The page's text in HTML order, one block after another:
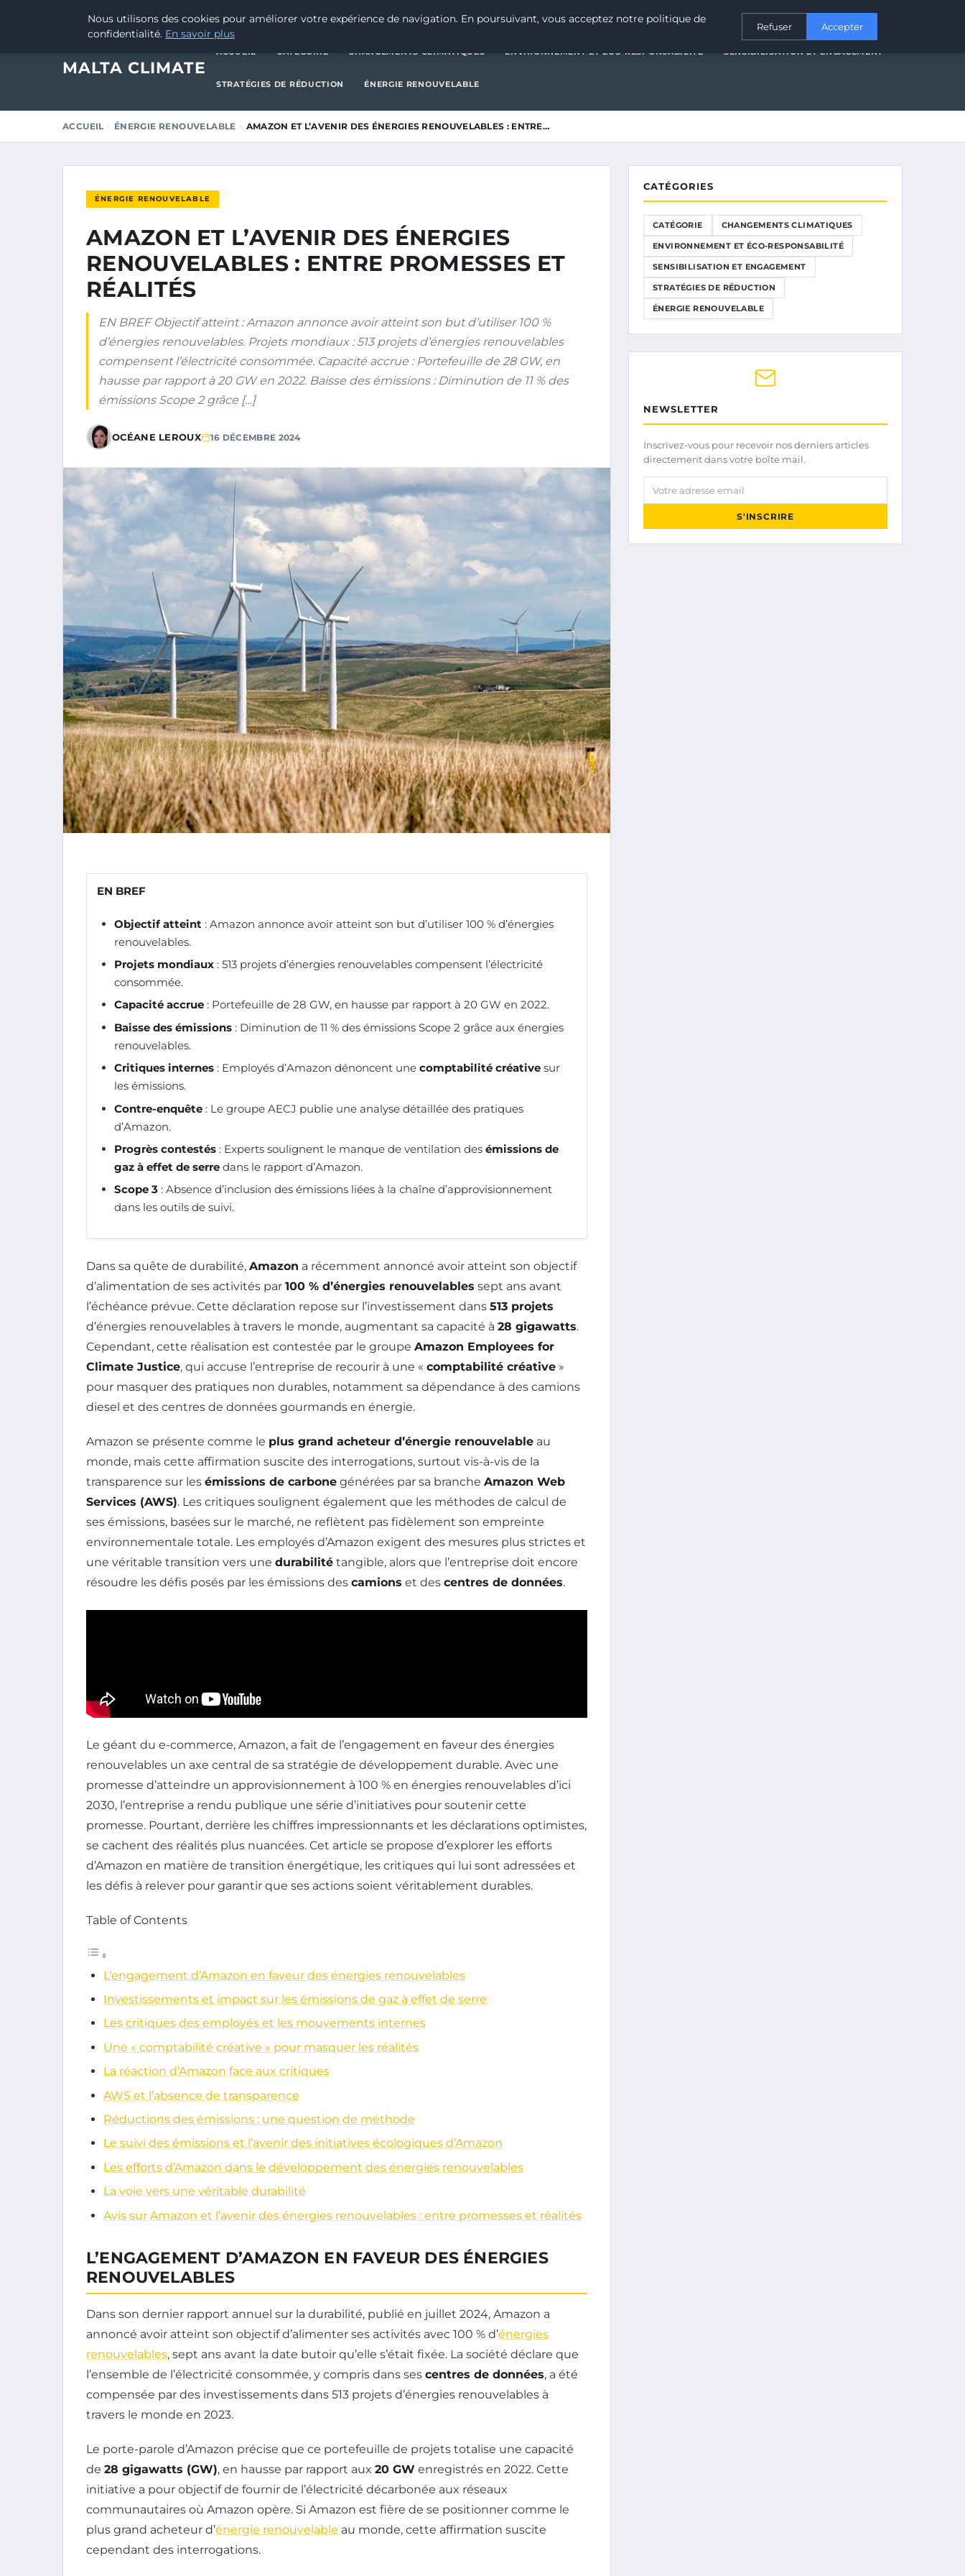
16 DÉCEMBRE 2024 CATÉGORIE CHANGEMENTS CLIMATIQUES ENVIRONNEMENT ET ÉCO-RESPONSABILITÉSENSIBILISATION ET ENGAGEMENT
MALTA CLIMATE
ACCUEIL CATÉGORIE CHANGEMENTS CLIMATIQUES ENVIRONNEMENT ET ÉCO-RESPONSABILITÉ SENSIBILISATION ET ENGAGEMENT
STRATÉGIES DE RÉDUCTION ÉNERGIE RENOUVELABLE
ACCUEIL ÉNERGIE RENOUVELABLE AMAZON ET L’AVENIR DES ÉNERGIES RENOUVELABLES : ENTRE…
ÉNERGIE RENOUVELABLE
AMAZON ET L’AVENIR DES ÉNERGIES
RENOUVELABLES : ENTRE PROMESSES ET
RÉALITÉS
EN BREF Objectif atteint : Amazon annonce avoir atteint son but d’utiliser 100 %
d’énergies renouvelables. Projets mondiaux : 513 projets d’énergies renouvelables
compensent l’électricité consommée. Capacité accrue : Portefeuille de 28 GW, en
hausse par rapport à 20 GW en 2022. Baisse des émissions : Diminution de 11 % des
émissions Scope 2 grâce […]
OCÉANE LEROUX 16 DÉCEMBRE 2024
EN BREF
Objectif atteint : Amazon annonce avoir atteint son but d’utiliser 100 % d’énergies
renouvelables.
Projets mondiaux : 513 projets d’énergies renouvelables compensent l’électricité
consommée.
Capacité accrue : Portefeuille de 28 GW, en hausse par rapport à 20 GW en 2022.
Baisse des émissions : Diminution de 11 % des émissions Scope 2 grâce aux énergies
renouvelables.
Critiques internes : Employés d’Amazon dénoncent une comptabilité créative sur
les émissions.
Contre-enquête : Le groupe AECJ publie une analyse détaillée des pratiques
d’Amazon.
Progrès contestés : Experts soulignent le manque de ventilation des émissions de
gaz à effet de serre dans le rapport d’Amazon.
Scope 3 : Absence d’inclusion des émissions liées à la chaîne d’approvisionnement
dans les outils de suivi.
Dans sa quête de durabilité, Amazon a récemment annoncé avoir atteint son objectif
d’alimentation de ses activités par 100 % d’énergies renouvelables sept ans avant
l’échéance prévue. Cette déclaration repose sur l’investissement dans 513 projets
d’énergies renouvelables à travers le monde, augmentant sa capacité à 28 gigawatts.
Cependant, cette réalisation est contestée par le groupe Amazon Employees for
Climate Justice, qui accuse l’entreprise de recourir à une « comptabilité créative »
pour masquer des pratiques non durables, notamment sa dépendance à des camions
diesel et des centres de données gourmands en énergie.
Amazon se présente comme le plus grand acheteur d’énergie renouvelable au
monde, mais cette affirmation suscite des interrogations, surtout vis-à-vis de la
transparence sur les émissions de carbone générées par sa branche Amazon Web
Services (AWS). Les critiques soulignent également que les méthodes de calcul de
ses émissions, basées sur le marché, ne reflètent pas fidèlement son empreinte
environnementale totale. Les employés d’Amazon exigent des mesures plus strictes et
une véritable transition vers une durabilité tangible, alors que l’entreprise doit encore
résoudre les défis posés par les émissions des camions et des centres de données.
Le géant du e-commerce, Amazon, a fait de l’engagement en faveur des énergies
renouvelables un axe central de sa stratégie de développement durable. Avec une
promesse d’atteindre un approvisionnement à 100 % en énergies renouvelables d’ici
2030, l’entreprise a rendu publique une série d’initiatives pour soutenir cette
promesse. Pourtant, derrière les chiffres impressionnants et les déclarations optimistes,
se cachent des réalités plus nuancées. Cet article se propose d’explorer les efforts
d’Amazon en matière de transition énergétique, les critiques qui lui sont adressées et
les défis à relever pour garantir que ses actions soient véritablement durables.
Table of Contents
L’engagement d’Amazon en faveur des énergies renouvelables
Investissements et impact sur les émissions de gaz à effet de serre
Les critiques des employés et les mouvements internes
Une « comptabilité créative » pour masquer les réalités
La réaction d’Amazon face aux critiques
AWS et l’absence de transparence
Réductions des émissions : une question de méthode
Le suivi des émissions et l’avenir des initiatives écologiques d’Amazon
Les efforts d’Amazon dans le développement des énergies renouvelables
La voie vers une véritable durabilité
Avis sur Amazon et l’avenir des énergies renouvelables : entre promesses et réalités
L’ENGAGEMENT D’AMAZON EN FAVEUR DES ÉNERGIES
RENOUVELABLES
Dans son dernier rapport annuel sur la durabilité, publié en juillet 2024, Amazon a
annoncé avoir atteint son objectif d’alimenter ses activités avec 100 % d’énergies
renouvelables, sept ans avant la date butoir qu’elle s’était fixée. La société déclare que
l’ensemble de l’électricité consommée, y compris dans ses centres de données, a été
compensée par des investissements dans 513 projets d’énergies renouvelables à
travers le monde en 2023.
Le porte-parole d’Amazon précise que ce portefeuille de projets totalise une capacité
de 28 gigawatts (GW), en hausse par rapport aux 20 GW enregistrés en 2022. Cette
initiative a pour objectif de fournir de l’électricité décarbonée aux réseaux
communautaires où Amazon opère. Si Amazon est fière de se positionner comme le
plus grand acheteur d’énergie renouvelable au monde, cette affirmation suscite
cependant des interrogations.
CATÉGORIES
CATÉGORIE CHANGEMENTS CLIMATIQUES
ENVIRONNEMENT ET ÉCO-RESPONSABILITÉ
SENSIBILISATION ET ENGAGEMENT
STRATÉGIES DE RÉDUCTION
ÉNERGIE RENOUVELABLE
NEWSLETTER
Inscrivez-vous pour recevoir nos derniers articles
directement dans votre boîte mail.
Votre adresse email
S'INSCRIRE
Nous utilisons des cookies pour améliorer votre expérience de navigation. En poursuivant, vous acceptez notre politique de
confidentialité. En savoir plus
Refuser Accepter